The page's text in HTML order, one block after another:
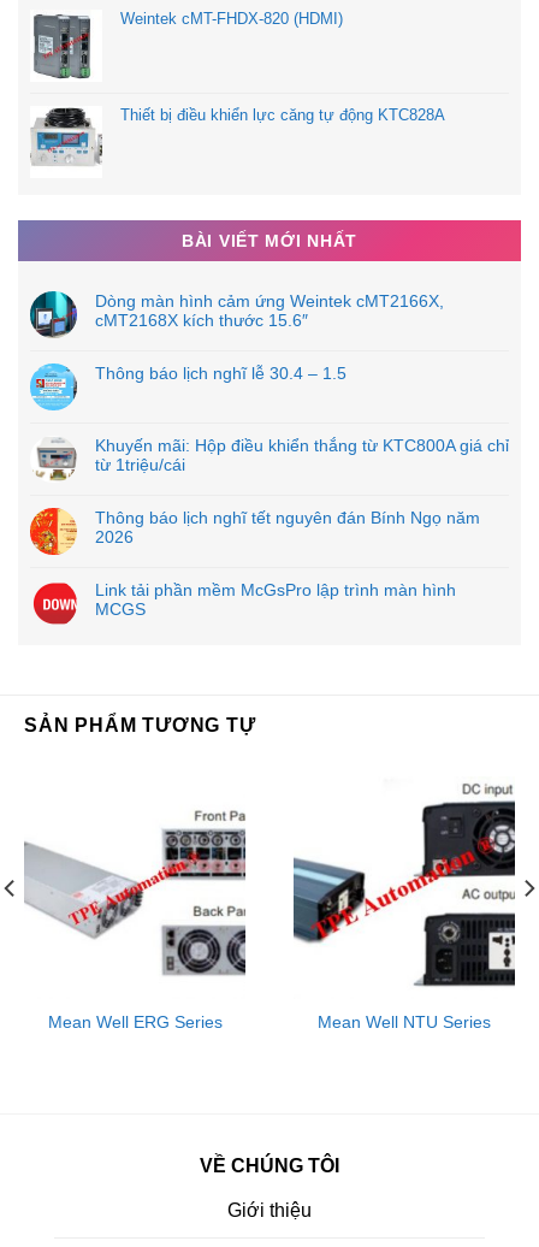
Weintek cMT-FHDX-820 (HDMI)
Thiết bị điều khiển lực căng tự động KTC828A
BÀI VIẾT MỚI NHẤT
Dòng màn hình cảm ứng Weintek cMT2166X,
cMT2168X kích thước 15.6″
Thông báo lịch nghĩ lễ 30.4 – 1.5
Khuyến mãi: Hộp điều khiển thắng từ KTC800A giá chỉ
từ 1triệu/cái
Thông báo lịch nghĩ tết nguyên đán Bính Ngọ năm
2026
Link tải phần mềm McGsPro lập trình màn hình
MCGS
SẢN PHẨM TƯƠNG TỰ
Mean Well ERG Series Mean Well NTU Series
VỀ CHÚNG TÔI
Giới thiệu